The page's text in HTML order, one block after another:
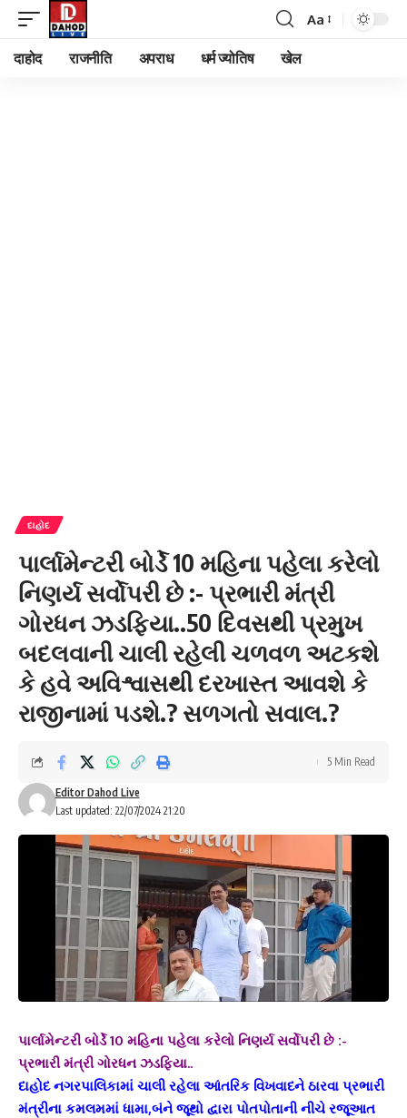
Font
Aa
दाहोद राजनीति अपराध धर्म ज्योतिष खेल
દાહોદ
પાર્લામેન્ટરી બોર્ડે 10 મહિના પહેલા કરેલો
નિણર્ય સર્વોપરી છે :- પ્રભારી મંત્રી
ગોરધન ઝડફિયા..50 દિવસથી પ્રમુખ
બદલવાની ચાલી રહેલી ચળવળ અટકશે
કે હવે અવિશ્વાસથી દરખાસ્ત આવશે કે
રાજીનામાં પડશે.? સળગતો સવાલ.?
Last updated: 22/07/2024 21:20
Editor Dahod Live
5 Min Read
પાર્લામેન્ટરી બોર્ડે 10 મહિના પહેલા કરેલો નિણર્ય સર્વોપરી છે :-
પ્રભારી મંત્રી ગોરધન ઝડફિયા..
દાહોદ નગરપાલિકામાં ચાલી રહેલા આંતરિક વિખવાદને ઠારવા પ્રભારી
મંત્રીના કમલમમાં ધામા,બંને જૂથો દ્વારા પોતપોતાની નીચે રજૂઆત